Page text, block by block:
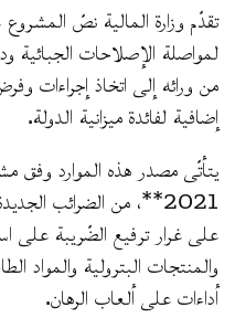
تقدّم وزارة المالية نصّ
لمواصلة الإصلاحات الجبائية
من ورائه إلى اتخاذ إجراءات
إضافية لفائدة ميزانية الدولة.
يتأتّى مصدر هذه الموارد وفق
2021**، من الضرائب
على غرار ترفيع الضّريبة على
والمنتجات البترولية والمواد
أداءات على ألعاب الرهان.